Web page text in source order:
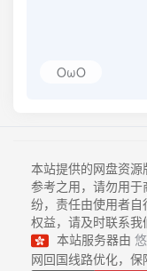
OωO
本站提供的网盘资
参考之用，请勿用
纷，责任由使用者
权益，请及时联系我
本站服务器由
网回国线路优化，保